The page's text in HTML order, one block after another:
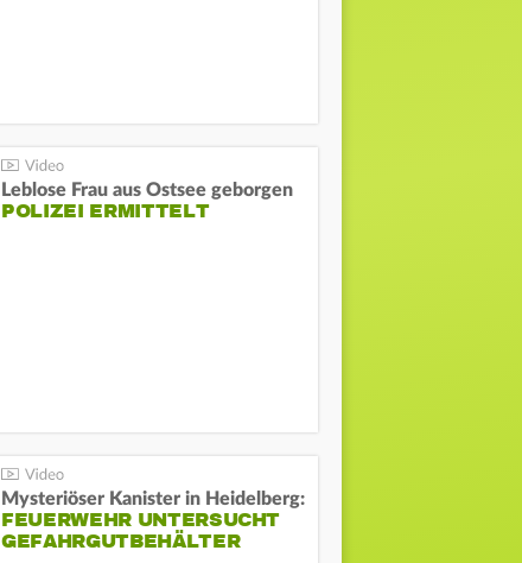
Leblose Frau aus Ostsee geborgen
POLIZEI ERMITTELT
Mysteriöser Kanister in Heidelberg:
FEUERWEHR UNTERSUCHT
GEFAHRGUTBEHÄLTER